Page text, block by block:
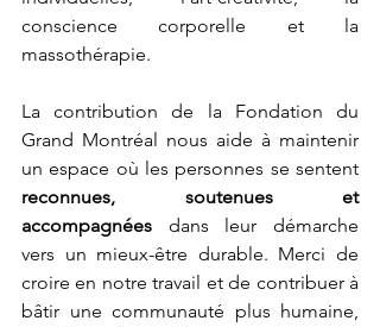
conscience corporelle et la
massothérapie.
La contribution de la Fondation du
Grand Montréal nous aide à maintenir
reconnues, soutenues et
accompagnées dans leur démarche
vers un mieux-être durable. Merci de
croire en notre travail et de contribuer à
bâtir une communauté plus humaine,